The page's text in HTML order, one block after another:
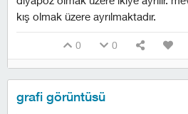
kış olmak üzere ayrılmaktadır.
0 0
grafi görüntüsü